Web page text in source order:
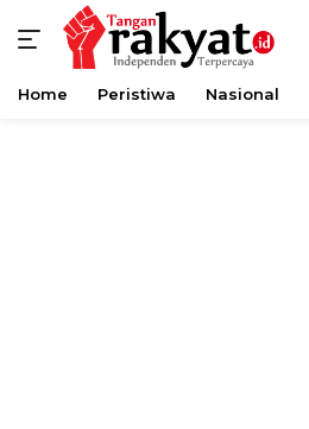
Langsung
Home Peristiwa Nasional